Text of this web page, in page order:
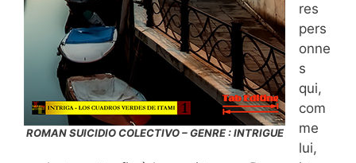
ROMAN SUICIDIO COLECTIVO – GENRE : INTRIGUE
res
pers
onne
s
qui,
com
me
lui,